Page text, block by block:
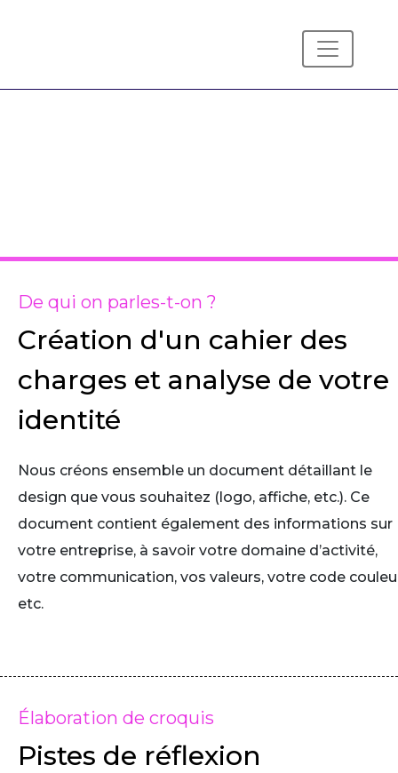
De qui on parles-t-on ?
Création d'un cahier des
charges et analyse de votre
identité
Nous créons ensemble un document détaillant le
design que vous souhaitez (logo, affiche, etc.). Ce
document contient également des informations sur
votre entreprise, à savoir votre domaine d’activité,
votre communication, vos valeurs, votre code
etc.
Élaboration de croquis
Pistes de réflexion